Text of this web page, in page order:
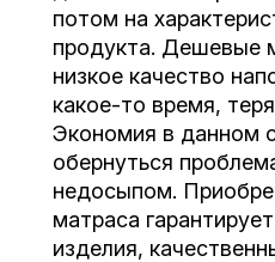
потом на
продукта. Дешевые
низкое качество
какое-то время,
Экономия в данном
обернуться
недосыпом.
матраса
изделия,